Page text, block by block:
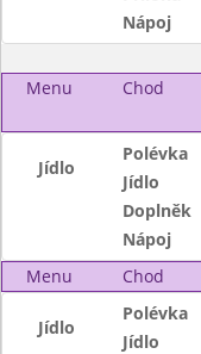
Nápoj
Menu Chod
Jídlo
Polévka
Jídlo
Doplněk
Nápoj
Menu
Chod
Jídlo
Polévka
Jídlo